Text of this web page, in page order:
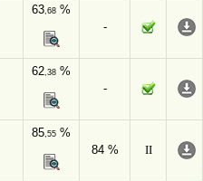
63,68 %
-
62,38 %
-
85,55 %
84 %
II